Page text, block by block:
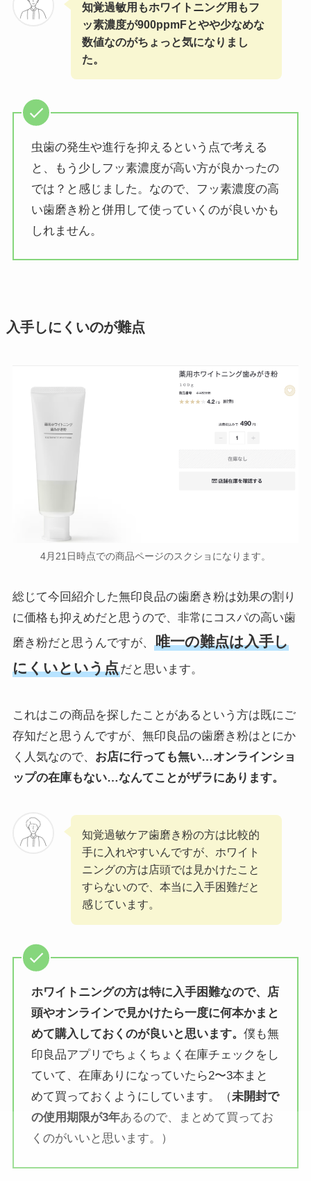
知覚過敏用もホワイトニング用もフ
ッ素濃度が900ppmFとやや少なめな
数値なのがちょっと気になりまし
た。
虫歯の発生や進行を抑えるという点で考える
と、もう少しフッ素濃度が高い方が良かったの
では？と感じました。なので、フッ素濃度の高
い歯磨き粉と併用して使っていくのが良いかも
しれません。
入手しにくいのが難点
4月21日時点での商品ページのスクショになります。
総じて今回紹介した無印良品の歯磨き粉は効果の割り
に価格も抑えめだと思うので、非常にコスパの高い歯
磨き粉だと思うんですが、
唯一の難点は入手し
にくいという点だと思います。
これはこの商品を探したことがあるという方は既にご
存知だと思うんですが、無印良品の歯磨き粉はとにか
く人気なので、 お店に行っても無い…オンラインショ
ップの在庫もない…なんてことがザラにあります。
知覚過敏ケア歯磨き粉の方は比較的
手に入れやすいんですが、ホワイト
ニングの方は店頭では見かけたこと
すらないので、本当に入手困難だと
感じています。
ホワイトニングの方は特に入手困難なので、店
頭やオンラインで見かけたら一度に何本かまと
めて購入しておくのが良いと思います。僕も無
印良品アプリでちょくちょく在庫チェックをし
ていて、在庫ありになっていたら2〜3本まと
めて買っておくようにしています。（未開封で
の使用期限が3年あるので、まとめて買ってお
くのがいいと思います。）